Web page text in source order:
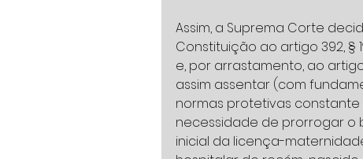
Assim, a Suprema Corte
Constituição ao artigo 392, §
e, por arrastamento, ao
assim assentar (com
normas protetivas
necessidade de prorrogar o
inicial da licença-